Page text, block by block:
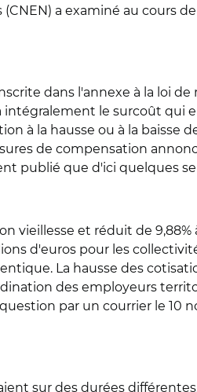
a examiné au cours de
dans l'annexe à la loi
le surcoût qui
à la hausse ou à la baisse
de compensation
publié que d'ici quelques
vieillesse et réduit de
d'euros pour les
La hausse des
des employeurs
par un courrier le 10
sur des durées